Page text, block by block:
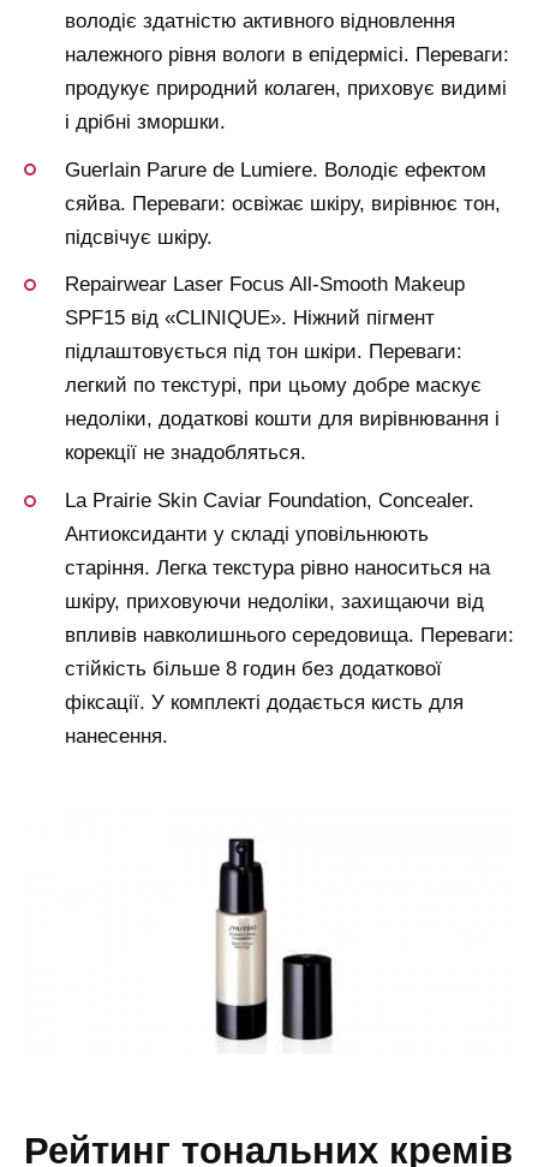
володіє здатністю активного відновлення
належного рівня вологи в епідермісі. Переваги:
продукує природний колаген, приховує видимі
і дрібні зморшки.
Guerlain Parure de Lumiere. Володіє ефектом
сяйва. Переваги: освіжає шкіру, вирівнює тон,
підсвічує шкіру.
Repairwear Laser Focus All-Smooth Makeup
SPF15 від «CLINIQUE». Ніжний пігмент
підлаштовується під тон шкіри. Переваги:
легкий по текстурі, при цьому добре маскує
недоліки, додаткові кошти для вирівнювання і
корекції не знадобляться.
La Prairie Skin Caviar Foundation, Concealer.
Антиоксиданти у складі уповільнюють
старіння. Легка текстура рівно наноситься на
шкіру, приховуючи недоліки, захищаючи від
впливів навколишнього середовища. Переваги:
стійкість більше 8 годин без додаткової
фіксації. У комплекті додається кисть для
нанесення.
рейтинг тональних кремів